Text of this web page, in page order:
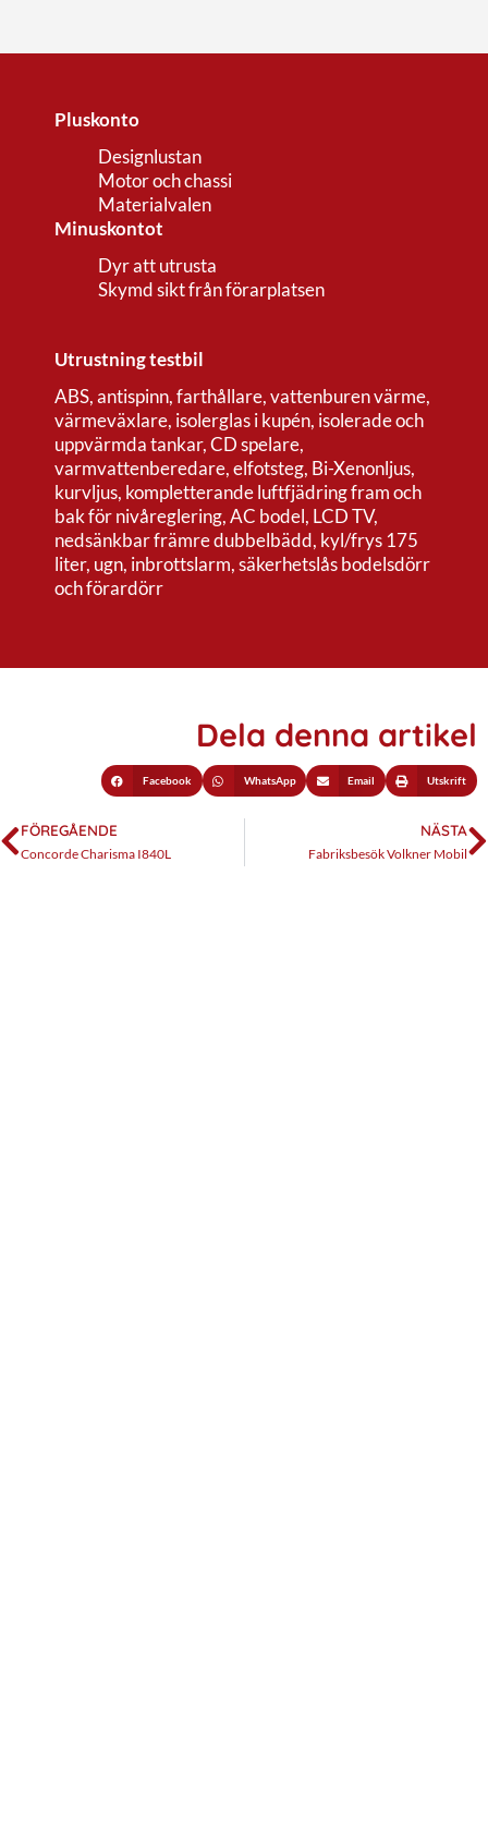
Pluskonto
Designlustan
Motor och chassi
Materialvalen
Minuskontot
Dyr att utrusta
Skymd sikt från förarplatsen
Utrustning testbil
ABS, antispinn, farthållare, vattenburen värme,
värmeväxlare, isolerglas i kupén, isolerade och
uppvärmda tankar, CD spelare,
varmvattenberedare, elfotsteg, Bi-Xenonljus,
kurvljus, kompletterande luftfjädring fram och
bak för nivåreglering, AC bodel, LCD TV,
nedsänkbar främre dubbelbädd, kyl/frys 175
liter, ugn, inbrottslarm, säkerhetslås bodelsdörr
och förardörr
Dela denna artikel
Facebook WhatsApp Email Utskrift
FÖREGÅENDE
Concorde Charisma I840L
NÄSTA
Fabriksbesök Volkner Mobil